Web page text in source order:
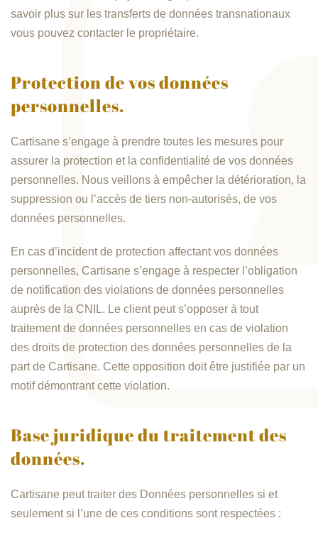
savoir plus sur les transferts de données transnationaux
vous pouvez contacter le propriétaire.
Protection de vos données
personnelles.
Cartisane s’engage à prendre toutes les mesures pour
assurer la protection et la confidentialité de vos données
personnelles. Nous veillons à empêcher la détérioration, la
suppression ou l’accès de tiers non-autorisés, de vos
données personnelles.
En cas d’incident de protection affectant vos données
personnelles, Cartisane s’engage à respecter l’obligation
de notification des violations de données personnelles
auprès de la CNIL. Le client peut s’opposer à tout
traitement de données personnelles en cas de violation
des droits de protection des données personnelles de la
part de Cartisane. Cette opposition doit être justifiée par un
motif démontrant cette violation.
Base juridique du traitement des
données.
Cartisane peut traiter des Données personnelles si et
seulement si l’une de ces conditions sont respectées :